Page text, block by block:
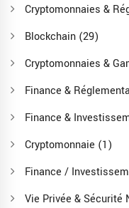
Cryptomonnaies &
Blockchain (29)
Cryptomonnaies &
Finance &
Finance &
Cryptomonnaie (1)
Finance /
Vie Privée & Sécurité